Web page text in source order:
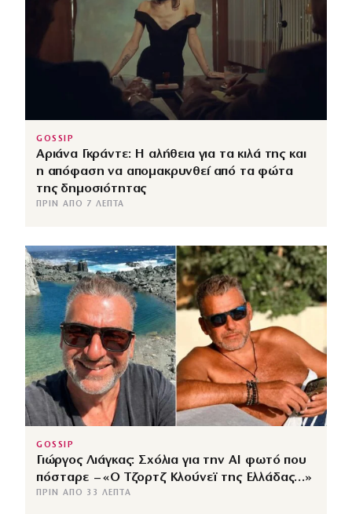
GOSSIP
Αριάνα Γκράντε: Η αλήθεια για τα κιλά της και
η απόφαση να απομακρυνθεί από τα φώτα
της δημοσιότητας
ΠΡΙΝ ΑΠΌ 7 ΛΕΠΤΆ
GOSSIP
Γιώργος Λιάγκας: Σχόλια για την ΑΙ φωτό που
πόσταρε – «Ο Τζορτζ Κλούνεϊ της Ελλάδας…»
ΠΡΙΝ ΑΠΌ 33 ΛΕΠΤΆ